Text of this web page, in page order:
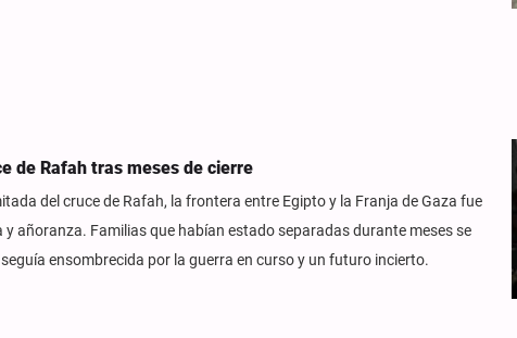
de Rafah tras meses de cierre
del cruce de Rafah, la frontera entre Egipto y la Franja de Gaza fue
añoranza. Familias que habían estado separadas durante meses se
ensombrecida por la guerra en curso y un futuro incierto.